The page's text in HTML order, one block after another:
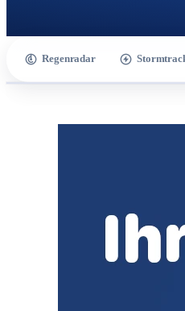
Regenradar